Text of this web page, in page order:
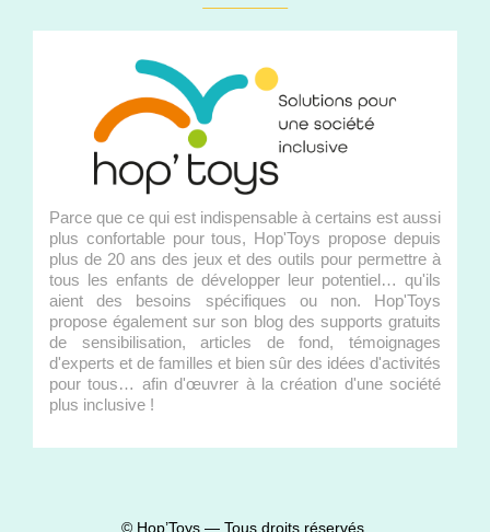
Parce que ce qui est indispensable à certains est aussi
plus confortable pour tous, Hop'Toys propose depuis
plus de 20 ans des jeux et des outils pour permettre à
tous les enfants de développer leur potentiel… qu'ils
aient des besoins spécifiques ou non. Hop'Toys
propose également sur son blog des supports gratuits
de sensibilisation, articles de fond, témoignages
d'experts et de familles et bien sûr des idées d'activités
pour tous… afin d'œuvrer à la création d'une société
plus inclusive !
© Hop’Toys — Tous droits réservés.